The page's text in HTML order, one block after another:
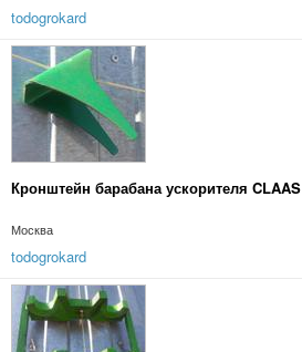
todogrokard
Кронштейн барабана ускорителя CLAAS
Москва
todogrokard